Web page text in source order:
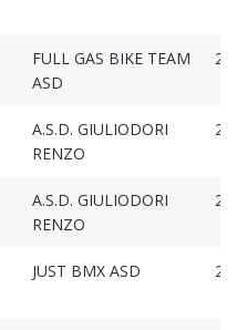
FULL GAS BIKE TEAM
ASD
A.S.D. GIULIODORI
RENZO
A.S.D. GIULIODORI
RENZO
JUST BMX ASD